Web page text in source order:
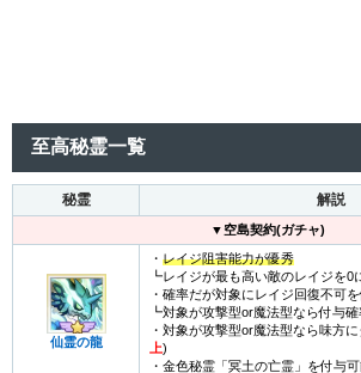
至高秘霊一覧
秘霊 解説
▼ 空島契約(ガチャ)
仙霊の龍
・ レイジ阻害能力が優秀
┗レイジが最も高い敵のレイジを0
・確率だが対象にレイジ回復不可
┗対象が攻撃型or魔法型なら付与
・対象が攻撃型or魔法型なら味方
上)
・金色秘霊「冥土の亡霊」を付与